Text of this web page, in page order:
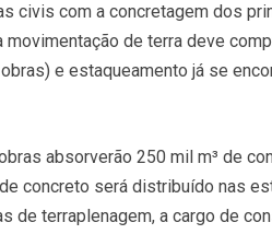
civis com a concretagem dos
de terra deve
e estaqueamento já se
absorverão 250 mil m³ de
concreto será distribuído nas
de terraplenagem, a cargo de